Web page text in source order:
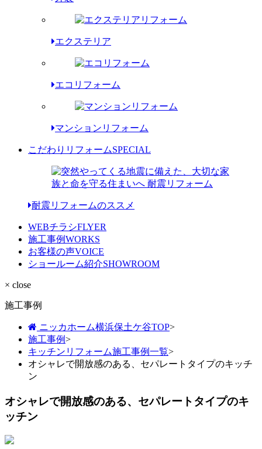
エクステリア
エコリフォーム
マンションリフォーム
こだわりリフォームSPECIAL
耐震リフォームのススメ
WEBチラシFLYER
施工事例WORKS
お客様の声VOICE
ショールーム紹介SHOWROOM
× close
施工事例
ニッカホーム横浜保土ケ谷TOP>
施工事例>
キッチンリフォーム施工事例一覧>
オシャレで開放感のある、セパレートタイプのキッチ
ン
オシャレで開放感のある、セパレートタイプのキ
ッチン